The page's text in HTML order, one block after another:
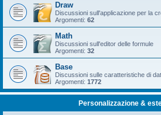
Draw
Discussioni sull'applicazione per la
Argomenti: 62
Math
Discussioni sull'editor delle formule
Argomenti: 32
Base
Discussioni sulle caratteristiche di
Argomenti: 1772
Personalizzazione &